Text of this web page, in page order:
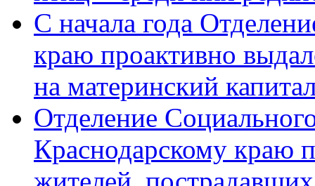
С начала года
краю проактивно
на материнский
Отделение
Краснодарскому краю